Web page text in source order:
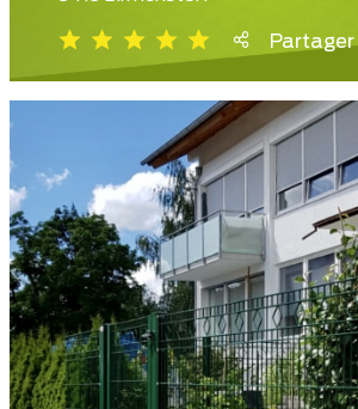
Partager